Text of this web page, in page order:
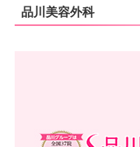
品川美容外科